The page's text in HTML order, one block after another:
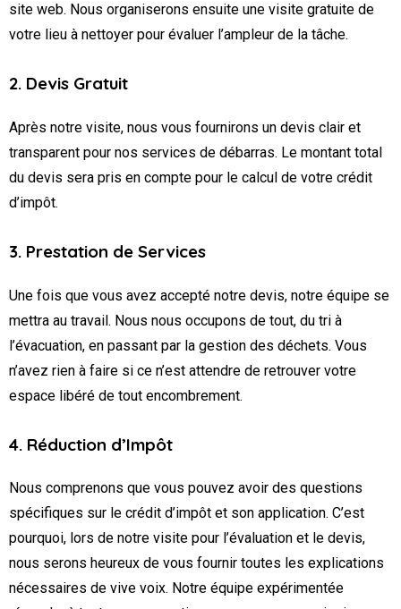
site web. Nous organiserons ensuite une visite gratuite de
votre lieu à nettoyer pour évaluer l’ampleur de la tâche.
2. Devis Gratuit
Après notre visite, nous vous fournirons un devis clair et
transparent pour nos services de débarras. Le montant total
du devis sera pris en compte pour le calcul de votre crédit
d’impôt.
3. Prestation de Services
Une fois que vous avez accepté notre devis, notre équipe se
mettra au travail. Nous nous occupons de tout, du tri à
l’évacuation, en passant par la gestion des déchets. Vous
n’avez rien à faire si ce n’est attendre de retrouver votre
espace libéré de tout encombrement.
4. Réduction d’Impôt
Nous comprenons que vous pouvez avoir des questions
spécifiques sur le crédit d’impôt et son application. C’est
pourquoi, lors de notre visite pour l’évaluation et le devis,
nous serons heureux de vous fournir toutes les explications
nécessaires de vive voix. Notre équipe expérimentée